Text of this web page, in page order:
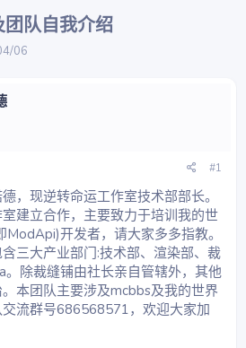
队自我介绍
06
#1
，现逆转命运工作室技术部部长。
建立合作，主要致力于培训我的世
开发者，请大家多多指教。
三大产业部门:技术部、渲染部、裁
除裁缝铺由社长亲自管辖外，其他
本团队主要涉及mcbbs及我的世界
流群号686568571，欢迎大家加